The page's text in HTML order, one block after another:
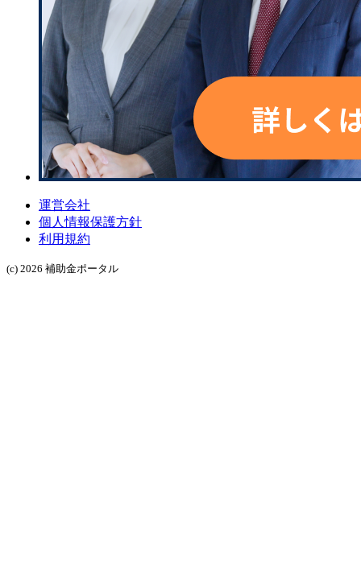
運営会社
個人情報保護方針
利用規約
(c) 2026 補助金ポータル